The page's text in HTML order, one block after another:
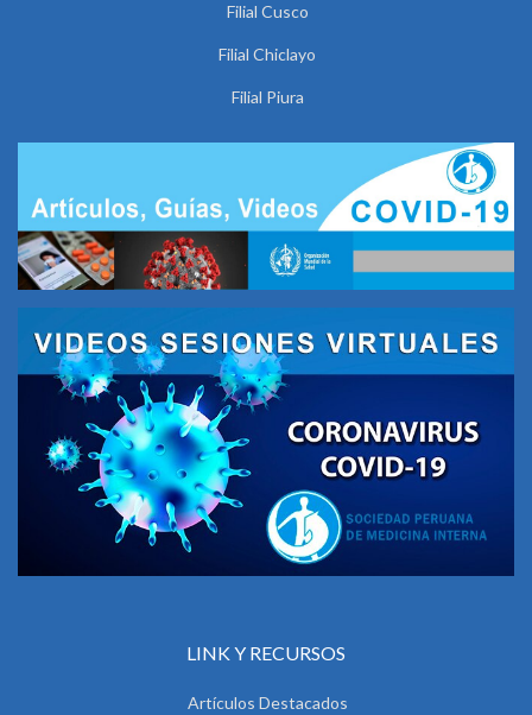
Filial Cusco
Filial Chiclayo
Filial Piura
LINK Y RECURSOS
Artículos Destacados